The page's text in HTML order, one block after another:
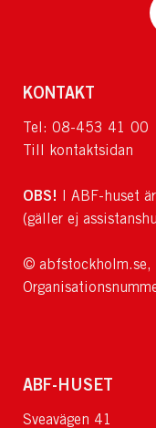
KONTAKT
Tel: 08-453 41 00
Till kontaktsidan
OBS! I ABF-huset
(gäller ej
© abfstockholm.se,
ABF-HUSET
Sveavägen 41